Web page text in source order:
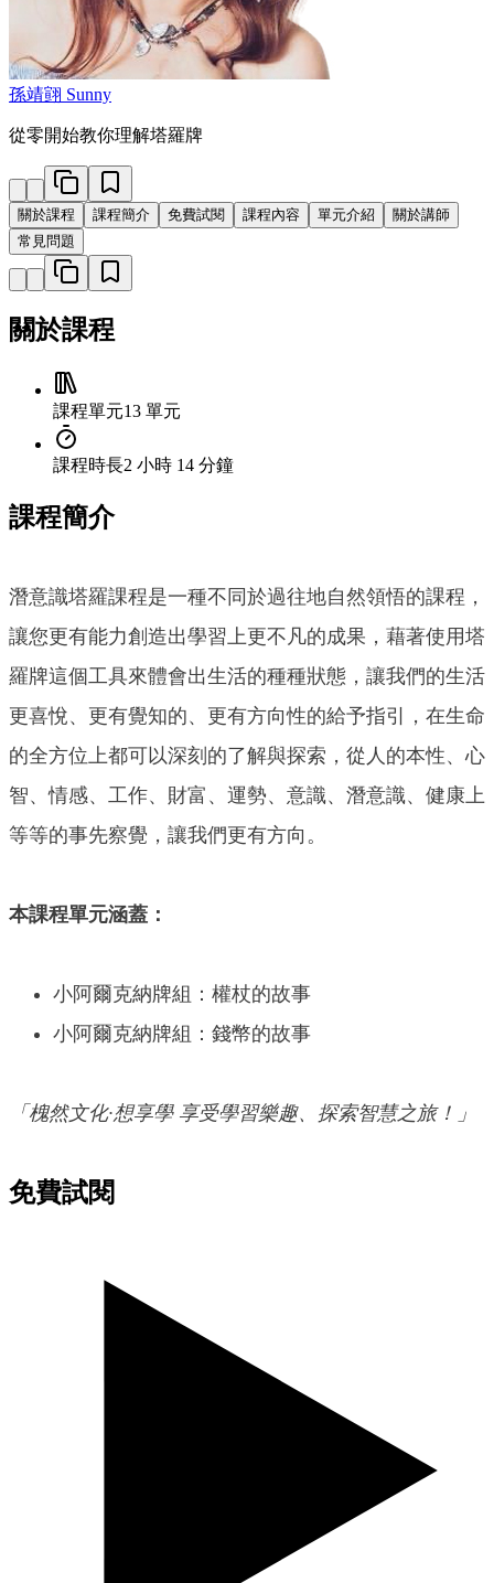
孫靖翧 Sunny
從零開始教你理解塔羅牌
關於課程 課程簡介 免費試閱 課程內容 單元介紹
關於講師
常見問題
關於課程
課程單元13 單元
課程時長2 小時 14 分鐘
課程簡介
潛意識塔羅課程是一種不同於過往地自然領悟的課程，
讓您更有能力創造出學習上更不凡的成果，藉著使用塔
羅牌這個工具來體會出生活的種種狀態，讓我們的生活
更喜悅、更有覺知的、更有方向性的給予指引，在生命
的全方位上都可以深刻的了解與探索，從人的本性、心
智、情感、工作、財富、運勢、意識、潛意識、健康上
等等的事先察覺，讓我們更有方向。
本課程單元涵蓋：
小阿爾克納牌組：權杖的故事
小阿爾克納牌組：錢幣的故事
「槐然文化∙想享學 享受學習樂趣、探索智慧之旅！」
免費試閱